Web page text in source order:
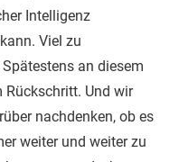
Intelligenz
Viel zu
an diesem
Und wir
nachdenken, ob es
weiter und weiter zu